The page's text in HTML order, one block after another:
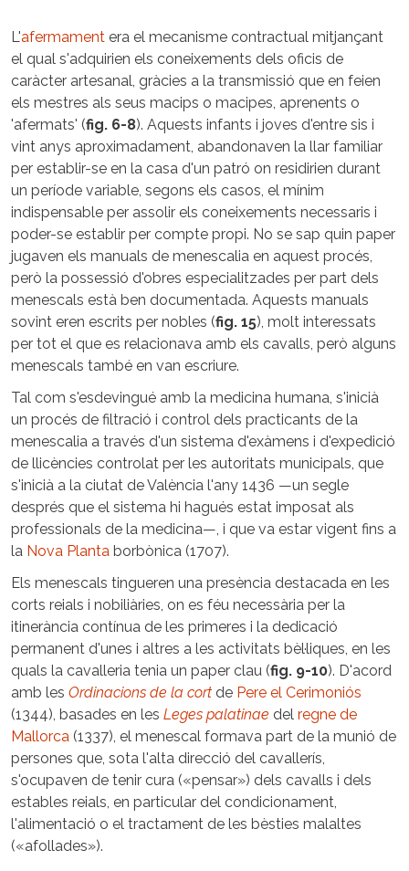
L'afermament era el mecanisme contractual mitjançant
el qual s'adquirien els coneixements dels oficis de
caràcter artesanal, gràcies a la transmissió que en feien
els mestres als seus macips o macipes, aprenents o
'afermats' (fig. 6-8). Aquests infants i joves d'entre sis i
vint anys aproximadament, abandonaven la llar familiar
per establir-se en la casa d'un patró on residirien durant
un període variable, segons els casos, el mínim
indispensable per assolir els coneixements necessaris i
poder-se establir per compte propi. No se sap quin paper
jugaven els manuals de menescalia en aquest procés,
però la possessió d'obres especialitzades per part dels
menescals està ben documentada. Aquests manuals
sovint eren escrits per nobles (fig. 15), molt interessats
per tot el que es relacionava amb els cavalls, però alguns
menescals també en van escriure.
Tal com s'esdevingué amb la medicina humana, s'inicià
un procés de filtració i control dels practicants de la
menescalia a través d'un sistema d'exàmens i d'expedició
de llicències controlat per les autoritats municipals, que
s'inicià a la ciutat de València l'any 1436 —un segle
després que el sistema hi hagués estat imposat als
professionals de la medicina—, i que va estar vigent fins a
la Nova Planta borbònica (1707).
Els menescals tingueren una presència destacada en les
corts reials i nobiliàries, on es féu necessària per la
itinerància contínua de les primeres i la dedicació
permanent d'unes i altres a les activitats bèl·liques, en les
quals la cavalleria tenia un paper clau (fig. 9-10). D'acord
amb les Ordinacions de la cort de Pere el Cerimoniós
(1344), basades en les Leges palatinae del regne de
Mallorca (1337), el menescal formava part de la munió de
persones que, sota l'alta direcció del cavallerís,
s'ocupaven de tenir cura («pensar») dels cavalls i dels
estables reials, en particular del condicionament,
l'alimentació o el tractament de les bèsties malaltes
(«afollades»).